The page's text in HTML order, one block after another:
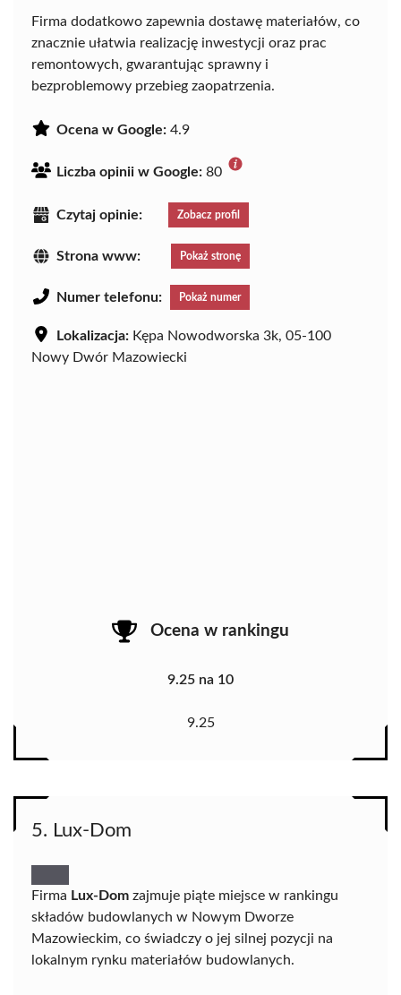
Firma dodatkowo zapewnia dostawę materiałów, co
znacznie ułatwia realizację inwestycji oraz prac
remontowych, gwarantując sprawny i
bezproblemowy przebieg zaopatrzenia.
Ocena w Google: 4.9
Liczba opinii w Google: 80
Czytaj opinie: Zobacz profil
Strona www: Pokaż stronę
Numer telefonu: Pokaż numer
Lokalizacja: Kępa Nowodworska 3k, 05-100
Nowy Dwór Mazowiecki
Ocena w rankingu
9.25 na 10
9.25
5. Lux-Dom
Firma Lux-Dom zajmuje piąte miejsce w rankingu
składów budowlanych w Nowym Dworze
Mazowieckim, co świadczy o jej silnej pozycji na
lokalnym rynku materiałów budowlanych.